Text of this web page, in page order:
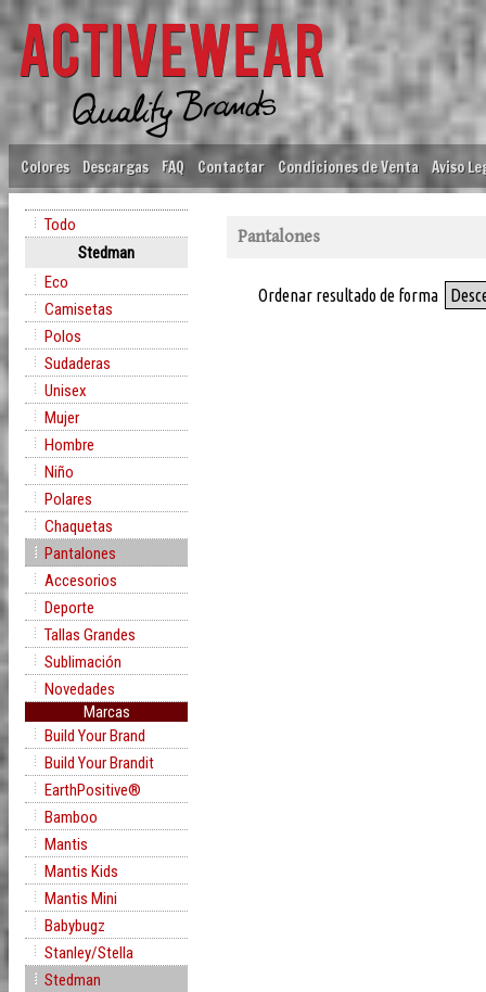
Colores Descargas FAQ Contactar Condiciones de Venta Aviso
Todo
Stedman
Eco
Camisetas
Polos
Sudaderas
Unisex
Mujer
Hombre
Niño
Polares
Chaquetas
Pantalones
Accesorios
Deporte
Tallas Grandes
Sublimación
Novedades
Marcas
Build Your Brand
Build Your Brandit
EarthPositive®
Bamboo
Mantis
Mantis Kids
Mantis Mini
Babybugz
Stanley/Stella
Stedman
Pantalones
Ordenar resultado de forma